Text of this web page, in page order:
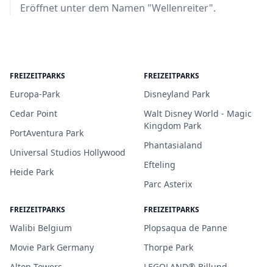
Eröffnet unter dem Namen "Wellenreiter".
FREIZEITPARKS
Europa-Park
Cedar Point
PortAventura Park
Universal Studios Hollywood
Heide Park
FREIZEITPARKS
Disneyland Park
Walt Disney World - Magic
Kingdom Park
Phantasialand
Efteling
Parc Asterix
FREIZEITPARKS
Walibi Belgium
Movie Park Germany
FREIZEITPARKS
Plopsaqua de Panne
Thorpe Park